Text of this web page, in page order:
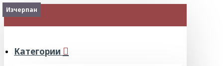
МЕНЮ
Категории
Изчерпан
Изчерпан
Изчерпан